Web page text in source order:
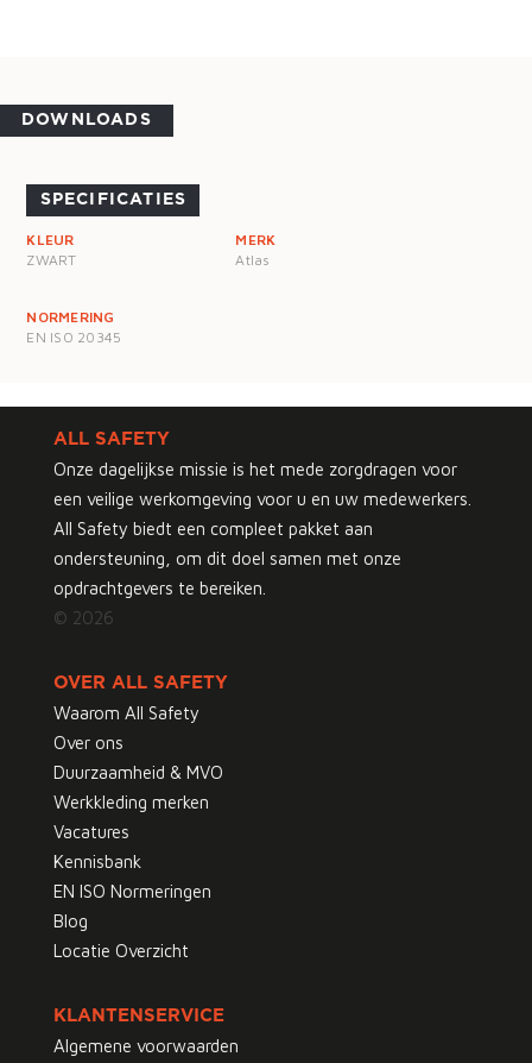
DOWNLOADS
SPECIFICATIES
KLEUR
ZWART
MERK
Atlas
NORMERING
EN ISO 20345
ALL SAFETY
Onze dagelijkse missie is het mede zorgdragen voor
een veilige werkomgeving voor u en uw medewerkers.
All Safety biedt een compleet pakket aan
ondersteuning, om dit doel samen met onze
opdrachtgevers te bereiken.
© 2026
OVER ALL SAFETY
Waarom All Safety
Over ons
Duurzaamheid & MVO
Werkkleding merken
Vacatures
Kennisbank
EN ISO Normeringen
Blog
Locatie Overzicht
KLANTENSERVICE
Algemene voorwaarden